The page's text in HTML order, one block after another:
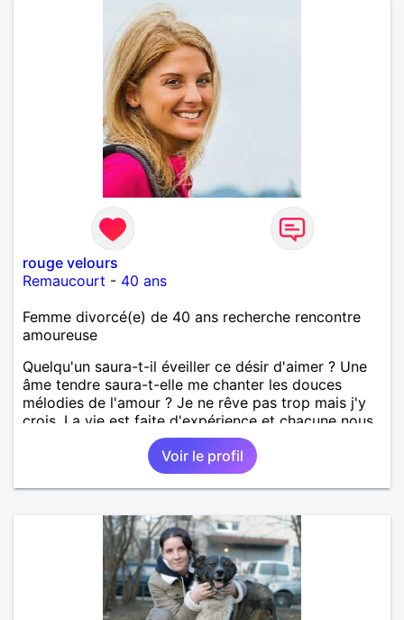
rouge velours
Remaucourt - 40 ans
Femme divorcé(e) de 40 ans recherche rencontre
amoureuse
Quelqu'un saura-t-il éveiller ce désir d'aimer ? Une
âme tendre saura-t-elle me chanter les douces
mélodies de l'amour ? Je ne rêve pas trop mais j'y
crois. La vie est faite d'expérience et chacune nous
grandie de plus en plus.
Voir le profil